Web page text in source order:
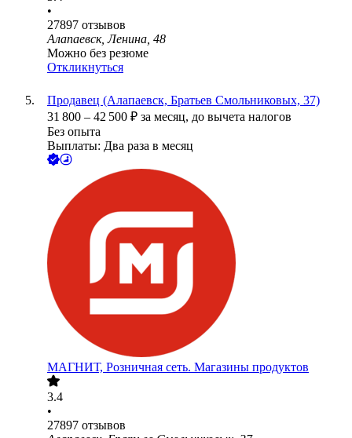
•
27897 отзывов
Алапаевск, Ленина, 48
Можно без резюме
Откликнуться
Продавец (Алапаевск, Братьев Смольниковых, 37)
31 800 – 42 500 ₽ за месяц, до вычета налогов
Без опыта
Выплаты: Два раза в месяц
МАГНИТ, Розничная сеть. Магазины продуктов
3.4
•
27897 отзывов